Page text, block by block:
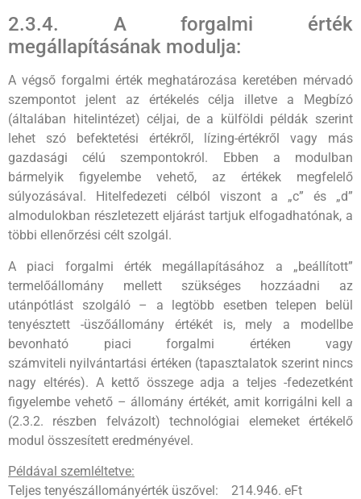
2.3.4. A forgalmi érték
megállapításának modulja:
A végső forgalmi érték meghatározása keretében mérvadó
szempontot jelent az értékelés célja illetve a Megbízó
(általában hitelintézet) céljai, de a külföldi példák szerint
lehet szó befektetési értékről, lízing-értékről vagy más
gazdasági célú szempontokról. Ebben a modulban
bármelyik figyelembe vehető, az értékek megfelelő
súlyozásával. Hitelfedezeti célból viszont a „c” és „d”
almodulokban részletezett eljárást tartjuk elfogadhatónak, a
többi ellenőrzési célt szolgál.
A piaci forgalmi érték megállapításához a „beállított”
termelőállomány mellett szükséges hozzáadni az
utánpótlást szolgáló – a legtöbb esetben telepen belül
tenyésztett -üszőállomány értékét is, mely a modellbe
bevonható piaci forgalmi értéken vagy
számviteli nyilvántartási értéken (tapasztalatok szerint nincs
nagy eltérés). A kettő összege adja a teljes -fedezetként
figyelembe vehető – állomány értékét, amit korrigálni kell a
(2.3.2. részben felvázolt) technológiai elemeket értékelő
modul összesített eredményével.
Példával szemléltetve:
Teljes tenyészállományérték üszővel: 214.946. eFt